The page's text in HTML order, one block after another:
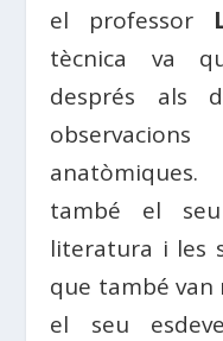
el professor
tècnica va
després als
anatòmiques.
també el
literatura i les
que també van
el seu